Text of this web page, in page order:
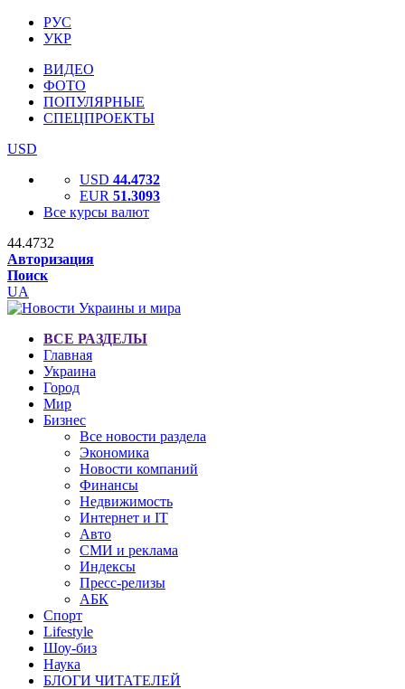
РУС
УКР
ВИДЕО
ФОТО
ПОПУЛЯРНЫЕ
СПЕЦПРОЕКТЫ
USD
USD 44.4732
EUR 51.3093
Все курсы валют
44.4732
Авторизация
Поиск
UA
ВСЕ РАЗДЕЛЫ
Главная
Украина
Город
Мир
Бизнес
Все новости раздела
Экономика
Новости компаний
Финансы
Недвижимость
Интернет и IT
Авто
СМИ и реклама
Индексы
Пресс-релизы
АБК
Спорт
Lifestyle
Шоу-биз
Наука
БЛОГИ ЧИТАТЕЛЕЙ